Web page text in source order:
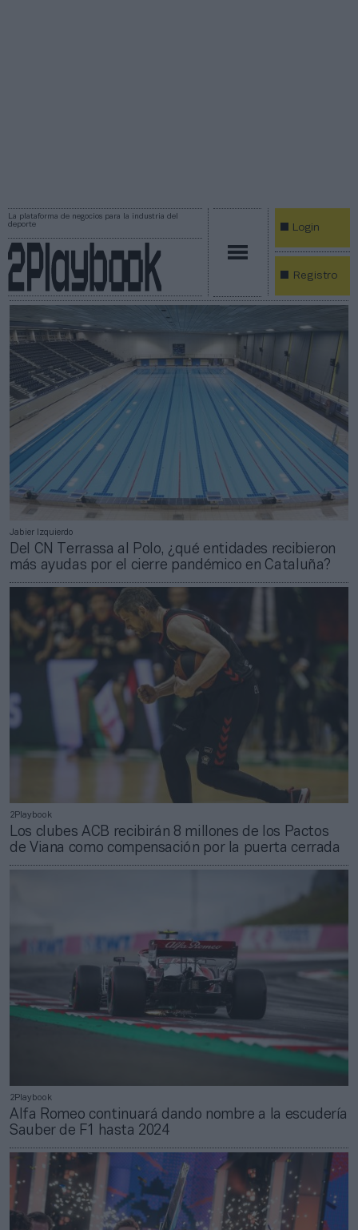
La plataforma de negocios para la industria del
deporte
Login
Registro
Jabier Izquierdo
Del CN Terrassa al Polo, ¿qué entidades recibieron
más ayudas por el cierre pandémico en Cataluña?
2Playbook
Los clubes ACB recibirán 8 millones de los Pactos
de Viana como compensación por la puerta cerrada
2Playbook
Alfa Romeo continuará dando nombre a la escudería
Sauber de F1 hasta 2024